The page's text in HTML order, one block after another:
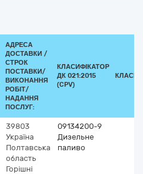
АДРЕСА
ДОСТАВКИ /
СТРОК
ПОСТАВКИ/
ВИКОНАННЯ
РОБІТ/
НАДАННЯ
ПОСЛУГ:
КЛАСИФІКАТОР
ДК 021:2015
(CPV)
39803
Україна
Полтавська
область
Горішні
09134200-9
Дизельне
паливо